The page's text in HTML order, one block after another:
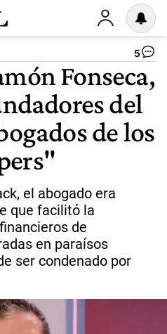
5
Fonseca,
del
de los
el abogado era
que facilitó la
de
en paraísos
ser condenado por